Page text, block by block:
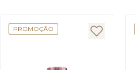
PROMOÇÃO